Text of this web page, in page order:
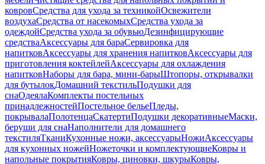
ковровСредства для ухода за техникойОсвежители
воздухаСредства от насекомыхСредства ухода за
одеждойСредства ухода за обувьюДезинфицирующие
средстваАксессуары для бараСервировка для
напитковАксессуары для хранения напитковАксессуары для
приготовления коктейлейАксессуары для охлаждения
напитковНаборы для бара, мини-барыШтопоры, открывалки
для бутылокДомашний текстильПодушки для
снаОдеялаКомплекты постельных
принадлежностейПостельное бельеПледы,
покрывалаПолотенцаСкатертиПодушки декоративныеМаски,
беруши для снаНаполнители для домашнего
текстиляТканиКухонные ножи, аксессуарыНожиАксессуары
для кухонных ножейНожеточки и комплектующиеКовры и
напольные покрытияКовры, циновки, шкурыКовры,